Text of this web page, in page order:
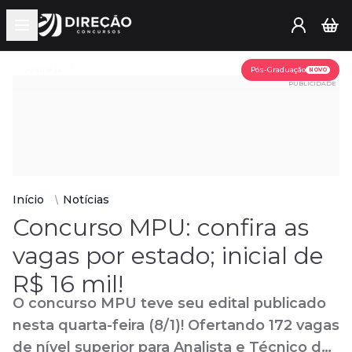
Open main menu
Pós-Graduação NOVO
PUBLICIDADE
Início Notícias
Concurso MPU: confira as
vagas por estado; inicial de
R$ 16 mil!
O concurso MPU teve seu edital publicado
nesta quarta-feira (8/1)! Ofertando 172 vagas
de nível superior para Analista e Técnico do